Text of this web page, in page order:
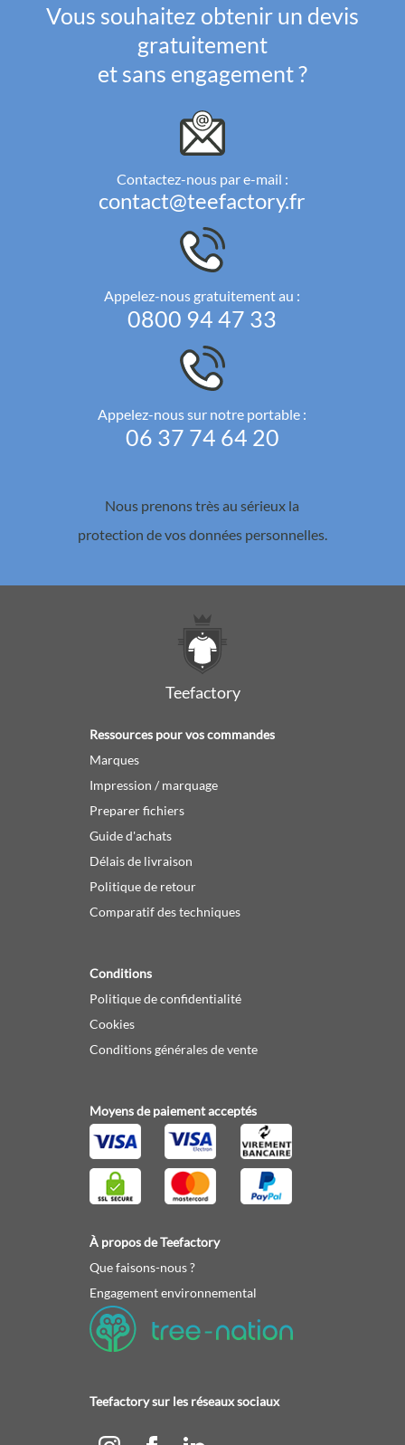
Vous souhaitez obtenir un devis
gratuitement
et sans engagement ?
Contactez-nous par e-mail :
contact@teefactory.fr
Appelez-nous gratuitement au :
0800 94 47 33
Appelez-nous sur notre portable :
06 37 74 64 20
Nous prenons très au sérieux la
protection de vos données personnelles.
Teefactory
Ressources pour vos commandes
Marques
Impression / marquage
Preparer fichiers
Guide d'achats
Délais de livraison
Politique de retour
Comparatif des techniques
Conditions
Politique de confidentialité
Cookies
Conditions générales de vente
Moyens de paiement acceptés
À propos de Teefactory
Que faisons-nous ?
Engagement environnemental
Teefactory sur les réseaux sociaux